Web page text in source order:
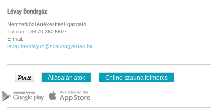
Lévay Bendegúz
Nemzetközi értékesítési igazgató
Telefon: +36 70 362 5597
E-mail:
levay.bendeguz@szaunagyartas.hu
Állásajánlatok Online szauna felmérés